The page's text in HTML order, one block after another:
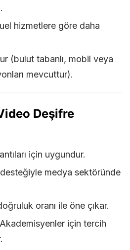
hizmetlere göre daha
(bulut tabanlı, mobil veya
mevcuttur).
Deşifre
için uygundur.
medya sektöründe
oranı ile öne çıkar.
Akademisyenler için tercih